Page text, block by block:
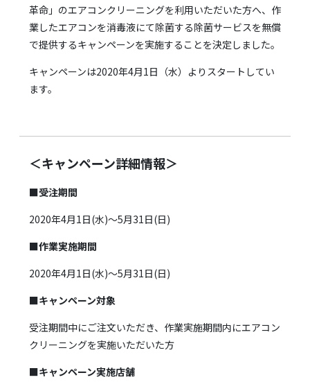
革命」のエアコンクリーニングを利用いただいた方へ、作
業したエアコンを消毒液にて除菌する除菌サービスを無償
で提供するキャンペーンを実施することを決定しました。
キャンペーンは2020年4月1日（水）よりスタートしてい
ます。
＜キャンペーン詳細情報＞
■受注期間
2020年4月1日(水)～5月31日(日)
■作業実施期間
2020年4月1日(水)～5月31日(日)
■キャンペーン対象
受注期間中にご注文いただき、作業実施期間内にエアコン
クリーニングを実施いただいた方
■キャンペーン実施店舗